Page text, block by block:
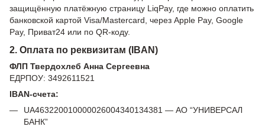
защищённую платёжную страницу LiqPay, где можно оплатить
банковской картой Visa/Mastercard, через Apple Pay, Google
Pay, Приват24 или по QR-коду.
2. Оплата по реквизитам (IBAN)
ФЛП Твердохлеб Анна Сергеевна
ЕДРПОУ: 3492611521
IBAN-счета:
UA463220010000026004340134381 — АО “УНИВЕРСАЛ
БАНК”